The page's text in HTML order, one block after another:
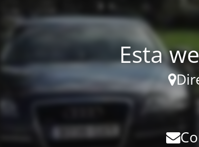
Esta